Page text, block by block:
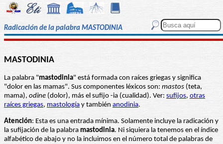
Radicación de la palabra MASTODINIA
MASTODINIA
La palabra "mastodinia" está formada con raíces griegas y significa
"dolor en las mamas". Sus componentes léxicos son: mastos (teta,
mama), odine (dolor), más el sufijo -ia (cualidad). Ver: sufijos, otras
raíces griegas, mastología y también anodinia.
Atención: Esta es una entrada mínima. Solamente incluye la radicación y
la sufijación de la palabra mastodinia. Ni siquiera la tenemos en el índice
alfabético de abajo y no la incluimos en el número total de palabras de